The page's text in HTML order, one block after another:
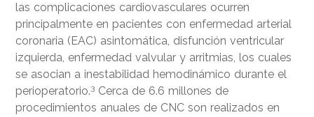
las complicaciones cardiovasculares ocurren
principalmente en pacientes con enfermedad arterial
coronaria (EAC) asintomática, disfunción ventricular
izquierda, enfermedad valvular y arritmias, los cuales
se asocian a inestabilidad hemodinámico durante el
perioperatorio.3 Cerca de 6.6 millones de
procedimientos anuales de CNC son realizados en